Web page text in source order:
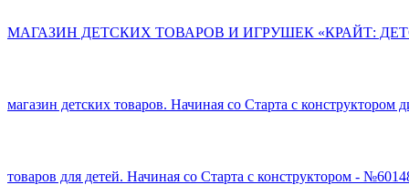
МАГАЗИН ДЕТСКИХ ТОВАРОВ И ИГРУШЕК «КРАЙТ:
магазин детских товаров. Начиная со Старта с конструктором
товаров для детей. Начиная со Старта с конструктором -